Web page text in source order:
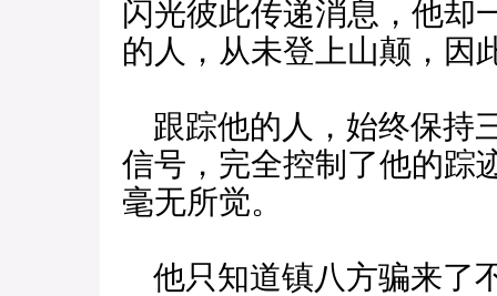
闪光彼此传递消息，他却
的人，从未登上山颠，因
跟踪他的人，始终保持
信号，完全控制了他的踪
毫无所觉。
他只知道镇八方骗来了